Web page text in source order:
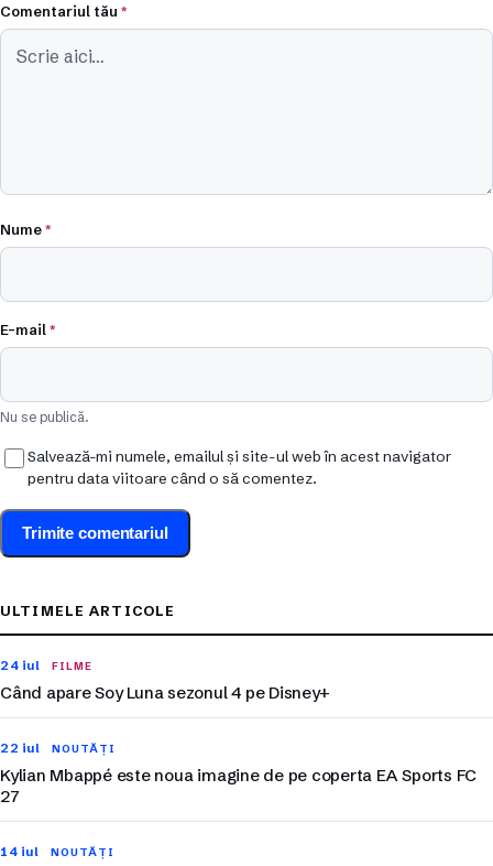
Comentariul tău *
Nume*
E-mail*
Nu se publică.
Salvează-mi numele, emailul și site-ul web în acest navigator
pentru data viitoare când o să comentez.
ULTIMELE ARTICOLE
24 iul FILME
Când apare Soy Luna sezonul 4 pe Disney+
22 iul NOUTĂȚI
Kylian Mbappé este noua imagine de pe coperta EA Sports FC
27
14 iul NOUTĂȚI